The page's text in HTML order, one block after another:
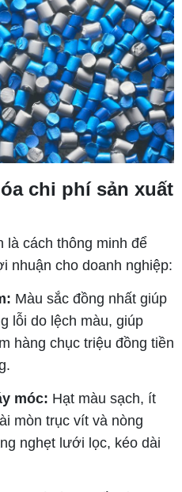
chi phí sản xuất
là cách thông minh để
nhuận cho doanh nghiệp:
Màu sắc đồng nhất giúp
lỗi do lệch màu, giúp
hàng chục triệu đồng tiền
móc: Hạt màu sạch, ít
mòn trục vít và nòng
nghẹt lưới lọc, kéo dài